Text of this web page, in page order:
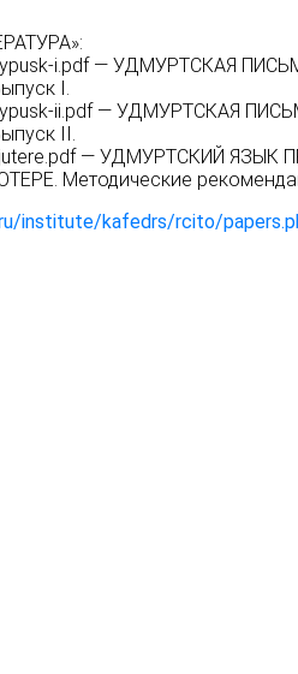
i.pdf — УДМУРТСКАЯ
I.
ii.pdf — УДМУРТСКАЯ
II.
— УДМУРТСКИЙ ЯЗЫК
Методические
institute/kafedrs/rcito/